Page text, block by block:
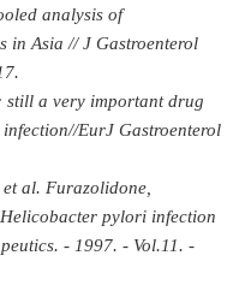
analysis of
in Asia // J Gastroenterol
still a very important drug
EurJ Gastroenterol
al. Furazolidone,
pylori infection
- 1997. - Vol.11. -